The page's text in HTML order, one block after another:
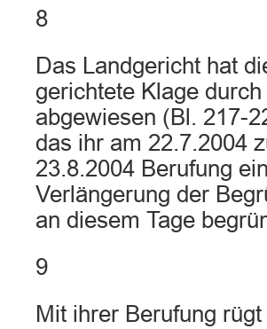
8
Das Landgericht hat
gerichtete Klage
abgewiesen (Bl. 217-
das ihr am 22.7.2004
23.8.2004 Berufung
Verlängerung der
an diesem Tage
9
Mit ihrer Berufung